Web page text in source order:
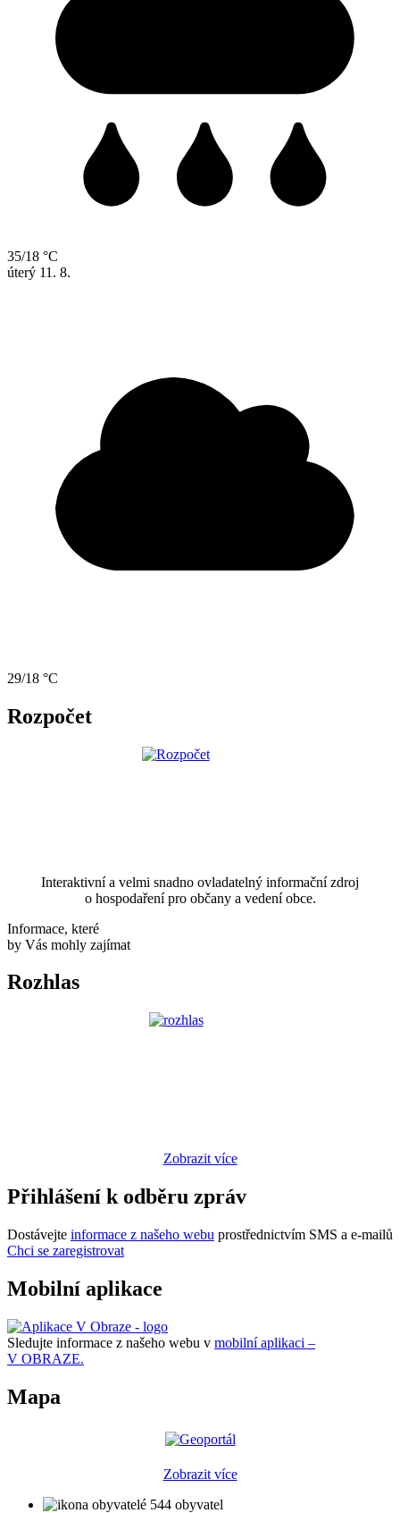
35/18 °C
úterý 11. 8.
29/18 °C
Rozpočet
Interaktivní a velmi snadno ovladatelný informační zdroj
o hospodaření pro občany a vedení obce.
Informace, které
by Vás mohly zajímat
Rozhlas
Zobrazit více
Přihlášení k odběru zpráv
Dostávejte informace z našeho webu prostřednictvím SMS a e-mailů
Chci se zaregistrovat
Mobilní aplikace
Sledujte informace z našeho webu v mobilní aplikaci –
V OBRAZE.
Mapa
Zobrazit více
544 obyvatel